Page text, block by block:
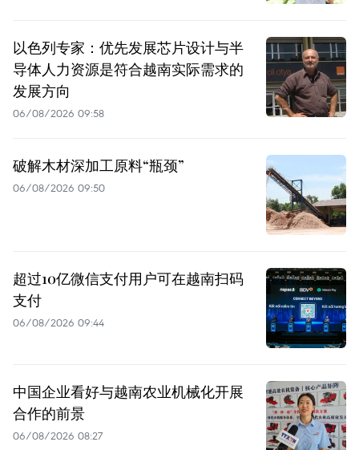
以色列专家：优先发展芯片设计与半
导体人力资源是符合越南实际需求的
发展方向
06/08/2026 09:58
破解木材深加工原料“瓶颈”
06/08/2026 09:50
超过10亿微信支付用户可在越南扫码
支付
06/08/2026 09:44
中国企业看好与越南农业机械化开展
合作的前景
06/08/2026 08:27